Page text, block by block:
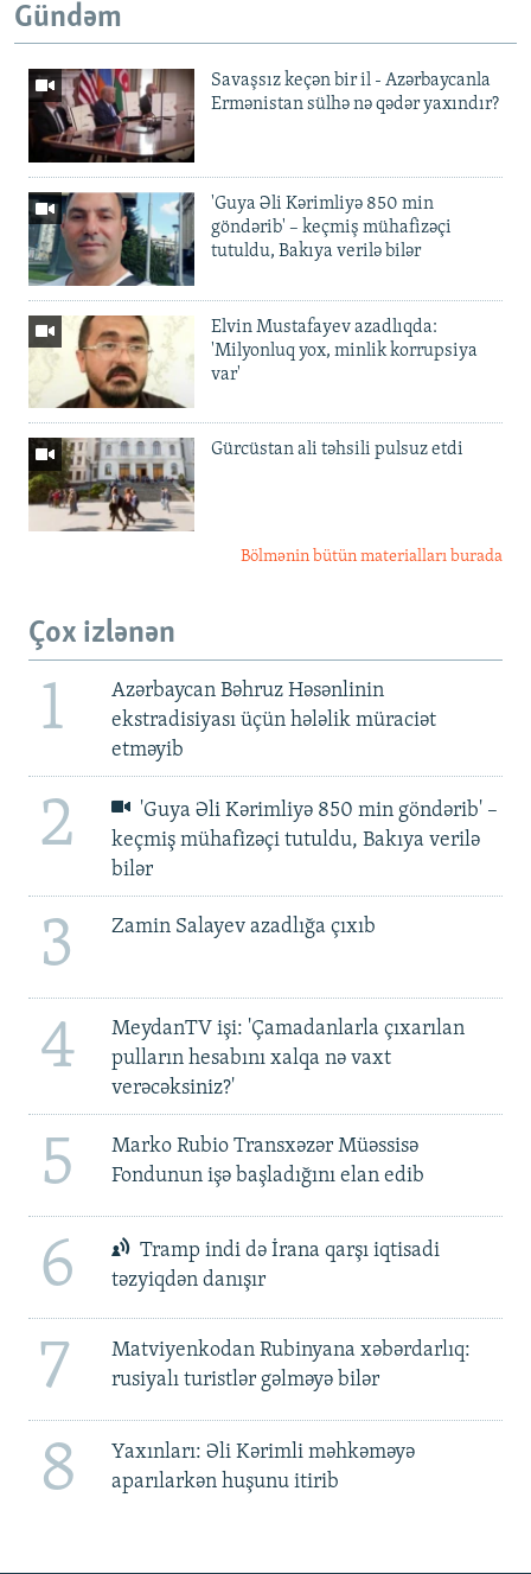
Gündəm
Savaşsız keçən bir il - Azərbaycanla
Ermənistan sülhə nə qədər yaxındır?
'Guya Əli Kərimliyə 850 min
göndərib' – keçmiş mühafizəçi
tutuldu, Bakıya verilə bilər
Elvin Mustafayev azadlıqda:
'Milyonluq yox, minlik korrupsiya
var'
Gürcüstan ali təhsili pulsuz etdi
Bölmənin bütün materialları burada
Çox izlənən
1
Azərbaycan Bəhruz Həsənlinin
ekstradisiyası üçün hələlik müraciət
etməyib
2
'Guya Əli Kərimliyə 850 min göndərib' –
keçmiş mühafizəçi tutuldu, Bakıya verilə
bilər
3 Zamin Salayev azadlığa çıxıb
4
MeydanTV işi: 'Çamadanlarla çıxarılan
pulların hesabını xalqa nə vaxt
verəcəksiniz?'
5
Marko Rubio Transxəzər Müəssisə
Fondunun işə başladığını elan edib
6
Tramp indi də İrana qarşı iqtisadi
təzyiqdən danışır
7
Matviyenkodan Rubinyana xəbərdarlıq:
rusiyalı turistlər gəlməyə bilər
8
Yaxınları: Əli Kərimli məhkəməyə
aparılarkən huşunu itirib